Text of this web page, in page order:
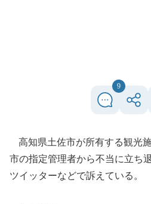
9
高知県土佐市が所有する観光
市の指定管理者から不当に立ち
ツイッターなどで訴えている。